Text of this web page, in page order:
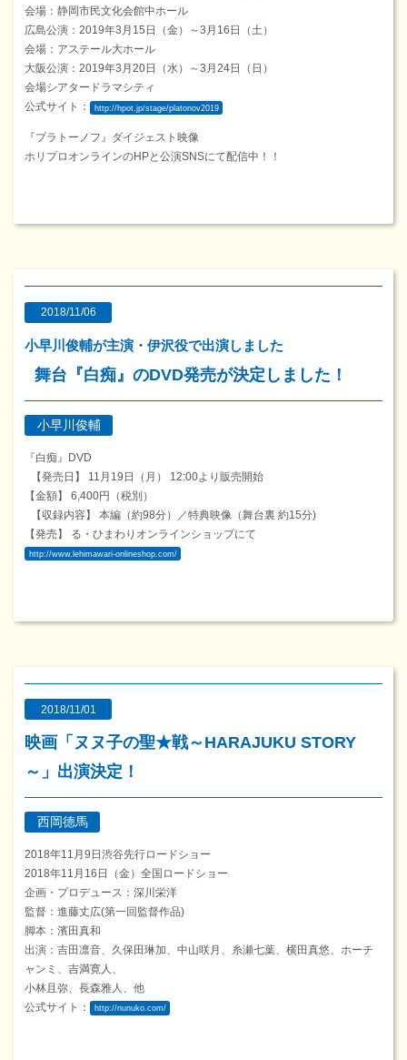
会場：静岡市民文化会館中ホール
広島公演：2019年3月15日（金）～3月16日（土）
会場：アステール大ホール
大阪公演：2019年3月20日（水）～3月24日（日）
会場シアタードラマシティ
公式サイト：
http://hpot.jp/stage/platonov2019
『プラトーノフ』ダイジェスト映像
ホリプロオンラインのHPと公演SNSにて配信中！！
2018/11/06
小早川俊輔が主演・伊沢役で出演しました
舞台『白痴』のDVD発売が決定しました！
小早川俊輔
『白痴』DVD
【発売日】 11月19日（月） 12:00より販売開始
【金額】 6,400円（税別）
【収録内容】 本編（約98分）／特典映像（舞台裏 約15分)
【発売】 る・ひまわりオンラインショップにて
http://www.lehimawari-onlineshop.com/
2018/11/01
映画「ヌヌ子の聖★戦～HARAJUKU STORY
～」出演決定！
西岡德馬
2018年11月9日渋谷先行ロードショー
2018年11月16日（金）全国ロードショー
企画・プロデュース：深川栄洋
監督：進藤丈広(第一回監督作品)
脚本：濱田真和
出演：吉田凛音、久保田琳加、中山咲月、糸瀬七葉、横田真悠、ホーチ
ャンミ、吉満寛人、
小林且弥、長森雅人、他
公式サイト：
http://nunuko.com/